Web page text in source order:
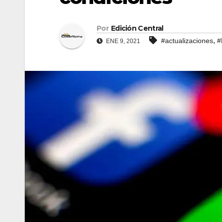
Por Edición Central
ENE 9, 2021 #actualizaciones,